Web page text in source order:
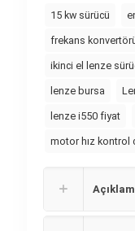
15 kw sürücü
frekans
ikinci el lenze
lenze bursa
lenze i550 fiyat
motor hız kontrol